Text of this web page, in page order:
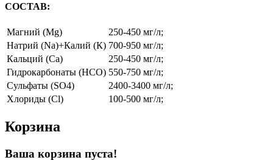
СОСТАВ:
Магний (Mg)
250-450 мг/л;
Натрий (Na)+Калий (К) 700-950 мг/л;
Кальций (Ca)
250-450 мг/л;
Гидрокарбонаты (HCO) 550-750 мг/л;
Сульфаты (SO4)
2400-3400 мг/л;
Хлориды (Cl)
100-500 мг/л;
Корзина
Ваша корзина пуста!